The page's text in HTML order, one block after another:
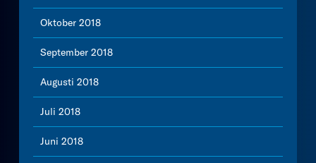
Oktober 2018
September 2018
Augusti 2018
Juli 2018
Juni 2018